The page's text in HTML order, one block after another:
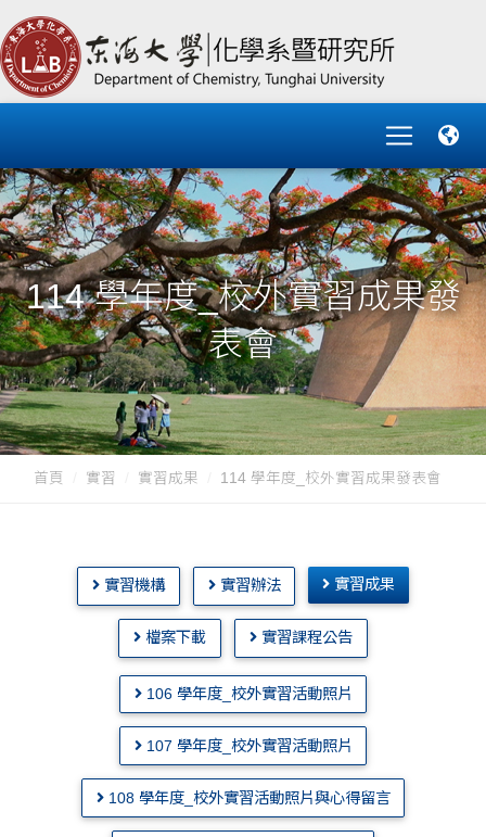
114 學年度_校外實習成果發
表會
首頁 實習 實習成果 114 學年度_校外實習成果發表會
實習機構 實習辦法 實習成果
檔案下載 實習課程公告
106 學年度_校外實習活動照片
107 學年度_校外實習活動照片
108 學年度_校外實習活動照片與心得留言